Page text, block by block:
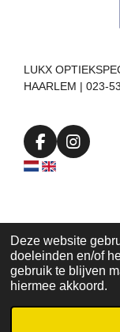
Deze website
doeleinden en/of
gebruik te blijven
hiermee akkoord.
LUKX
HAARLEM | 023-
F
a
o
o
k
I
g
r
a
m